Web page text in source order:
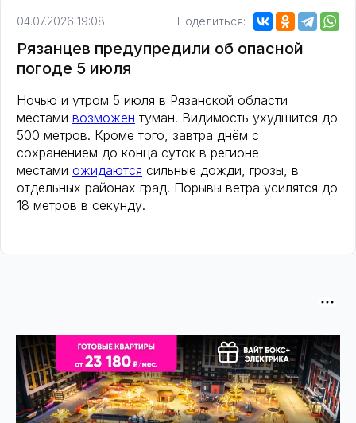
04.07.2026 19:08 Поделиться:
Рязанцев предупредили об опасной
погоде 5 июля
Ночью и утром 5 июля в Рязанской области
местами возможен туман. Видимость ухудшится до
500 метров. Кроме того, завтра днём с
сохранением до конца суток в регионе
местами ожидаются сильные дожди, грозы, в
отдельных районах град. Порывы ветра усилятся до
18 метров в секунду.